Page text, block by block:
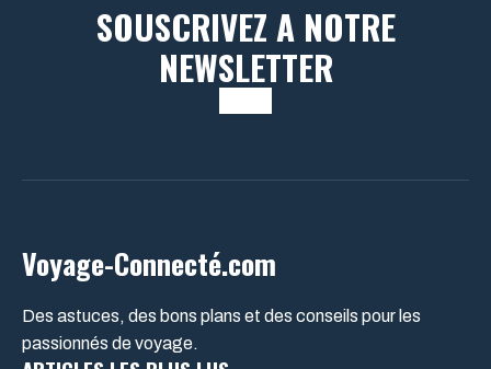
SOUSCRIVEZ A NOTRE
NEWSLETTER
Voyage-Connecté.com
Des astuces, des bons plans et des conseils pour les
passionnés de voyage.